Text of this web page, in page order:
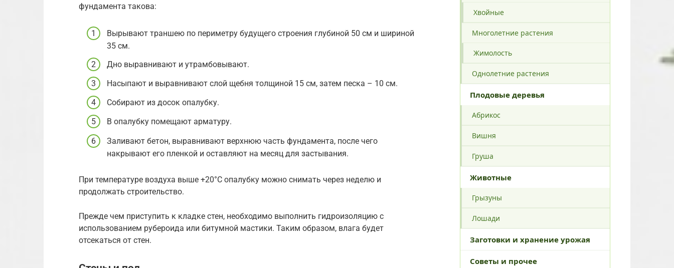
фундамента такова:
Вырывают траншею по периметру будущего строения глубиной 50 см и шириной
35 см.
Дно выравнивают и утрамбовывают.
Насыпают и выравнивают слой щебня толщиной 15 см, затем песка – 10 см.
Собирают из досок опалубку.
В опалубку помещают арматуру.
Заливают бетон, выравнивают верхнюю часть фундамента, после чего
накрывают его пленкой и оставляют на месяц для застывания.
При температуре воздуха выше +20°С опалубку можно снимать через неделю и
продолжать строительство.
Прежде чем приступить к кладке стен, необходимо выполнить гидроизоляцию с
использованием рубероида или битумной мастики. Таким образом, влага будет
отсекаться от стен.
Хвойные
Многолетние растения
Жимолость
Однолетние растения
Плодовые деревья
Абрикос
Вишня
Груша
Животные
Грызуны
Лошади
Заготовки и хранение урожая
Советы и прочее